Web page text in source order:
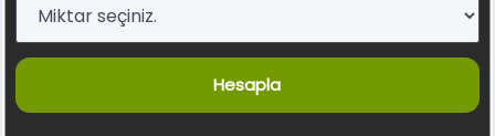
Hesapla